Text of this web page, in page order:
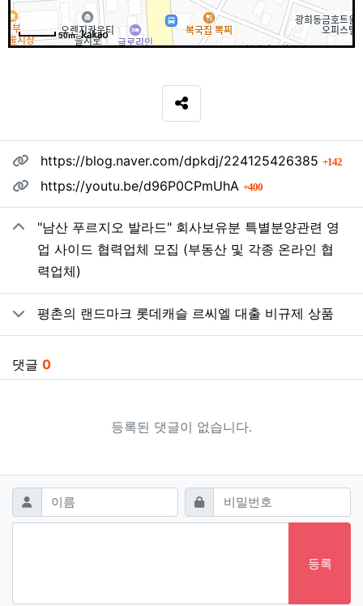
50m
SNS 공유
관련자료https://blog.naver.com/dpkdj/224125426385 142회
https://youtu.be/d96P0CPmUhA
400회 연결
"남산 푸르지오 발라드" 회사보유분 특별분양관련 영
업 사이드 협력업체 모집 (부동산 및 각종 온라인 협
력업체)
평촌의 랜드마크 롯데캐슬 르씨엘 대출 비규제 상품
댓글 0
등록된 댓글이 없습니다.
댓글쓰기
이름 필수 비밀번호필수
등록